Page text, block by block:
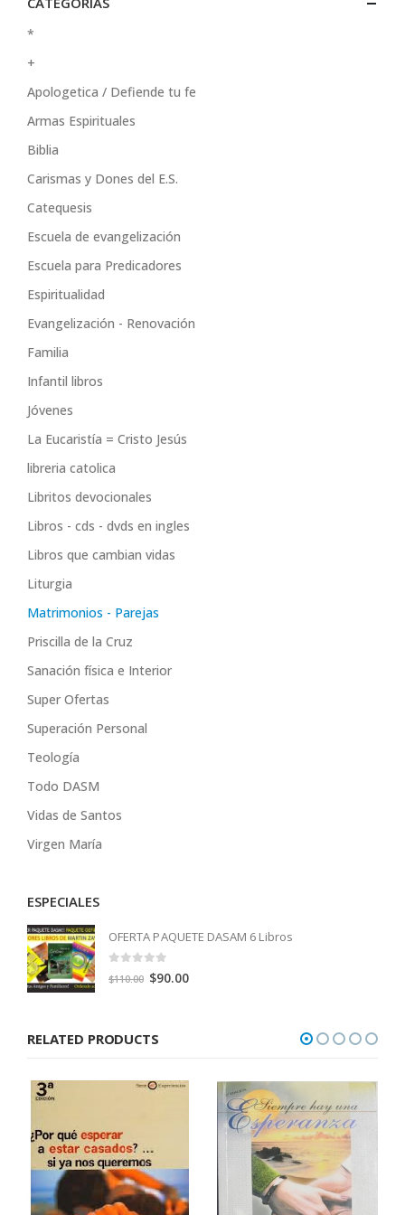
*
+
Apologetica / Defiende tu fe
Armas Espirituales
Biblia
Carismas y Dones del E.S.
Catequesis
Escuela de evangelización
Escuela para Predicadores
Espiritualidad
Evangelización - Renovación
Familia
Infantil libros
Jóvenes
La Eucaristía = Cristo Jesús
libreria catolica
Libritos devocionales
Libros - cds - dvds en ingles
Libros que cambian vidas
Liturgia
Matrimonios - Parejas
Priscilla de la Cruz
Sanación física e Interior
Super Ofertas
Superación Personal
Teología
Todo DASM
Vidas de Santos
Virgen María
ESPECIALES
OFERTA PAQUETE DASAM 6 Libros
out of 5
$110.00 Original
$110.00.
$90.00Current
RELATED PRODUCTS